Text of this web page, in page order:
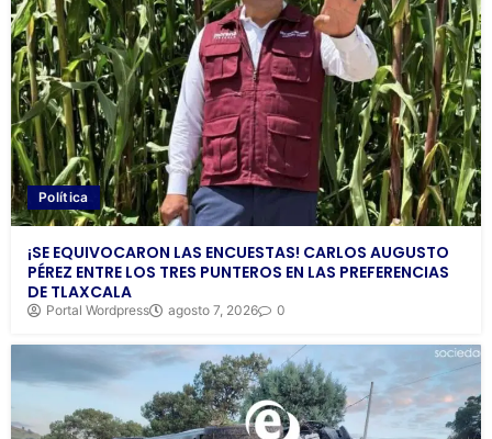
Política
¡SE EQUIVOCARON LAS ENCUESTAS! CARLOS AUGUSTO
PÉREZ ENTRE LOS TRES PUNTEROS EN LAS PREFERENCIAS
DE TLAXCALA
Portal Wordpress agosto 7, 2026 0